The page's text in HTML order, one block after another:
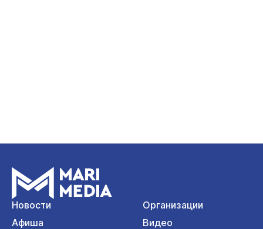
Новости
Организации
Афиша
Видео